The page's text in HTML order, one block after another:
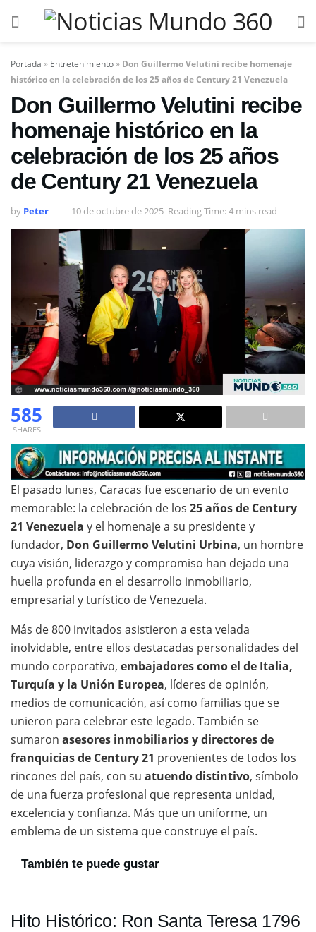
Portada » Entretenimiento» Don Guillermo Velutini recibe homenaje
histórico en la celebración de los 25 años de Century 21 Venezuela
Don Guillermo Velutini recibe
homenaje histórico en la
celebración de los 25 años
de Century 21 Venezuela
by Peter 10 de octubre de 2025 Reading Time: 4 mins read
585
SHARES
El pasado lunes, Caracas fue escenario de un evento
memorable: la celebración de los 25 años de Century
21 Venezuela y el homenaje a su presidente y
fundador, Don Guillermo Velutini Urbina, un hombre
cuya visión, liderazgo y compromiso han dejado una
huella profunda en el desarrollo inmobiliario,
empresarial y turístico de Venezuela.
Más de 800 invitados asistieron a esta velada
inolvidable, entre ellos destacadas personalidades del
mundo corporativo, embajadores como el de Italia,
Turquía y la Unión Europea, líderes de opinión,
medios de comunicación, así como familias que se
unieron para celebrar este legado. También se
sumaron asesores inmobiliarios y directores de
franquicias de Century 21 provenientes de todos los
rincones del país, con su atuendo distintivo, símbolo
de una fuerza profesional que representa unidad,
excelencia y confianza. Más que un uniforme, un
emblema de un sistema que construye el país.
También te puede gustar
Hito Histórico: Ron Santa Teresa 1796